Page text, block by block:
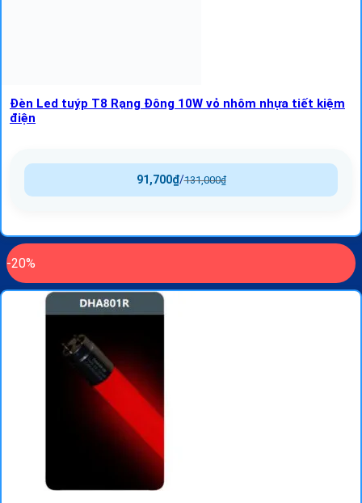
Đèn Led tuýp T8 Rạng Đông 10W vỏ nhôm nhựa tiết kiệm
điện
131,000₫
/
91,700₫
-20%